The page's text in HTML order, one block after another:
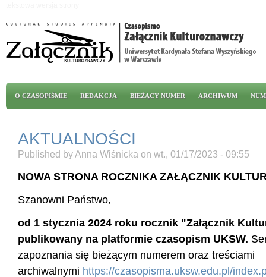
Menu główne
O CZASOPIŚMIE REDAKCJA BIEŻĄCY NUMER ARCHIWUM
AKTUALNOŚCI
Published byAnna Wiśnicka on wt., 01/17/2023 - 09:55
NOWA STRONA ROCZNIKA ZAŁĄCZNIK
Szanowni Państwo,
od 1 stycznia 2024 roku rocznik "Załącznik
publikowany na platformie czasopism UKSW.
zapoznania się bieżącym numerem oraz treściami
archiwalnymi https://czasopisma.uksw.edu.pl/